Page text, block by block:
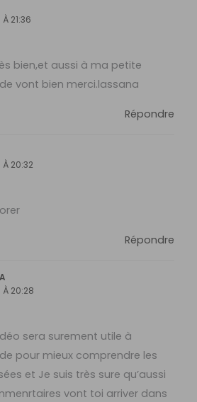
21:36
bien,et aussi à ma petite
vont bien merci.lassana
Répondre
20:32
Répondre
20:28
sera surement utile à
pour mieux comprendre les
et Je suis très sure qu’aussi
vont toi arriver dans